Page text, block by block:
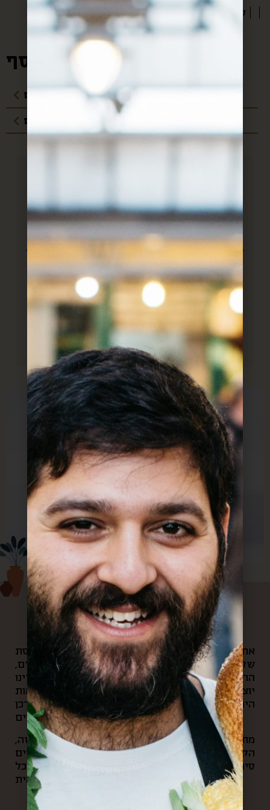
3.5 ליטר
מדיניות משלוחים
עלויות משלוחים
מחכים לקופסא שלך וכל חודש את
מצליחה להפתיע מחדש. הכל מדוייק
עלינו
את הקפה הראשון של הבוקר היינו שותים במרפסת
שלנו, ומשם היינו צופים בשוק האהוב שלנו: האנשים,
הריחות, הצבעים והקולות שמילאו אותנו. בכל יום היינו
יוצאים לאוניברסיטה ועוברים דרך הסימטאות
היפיפיות של השוק, ובכל ערב היינו חוזרים דרכן
מתוך כל החוויות האלה והרצון לחלוק את הקסם הזה,
הקמנו את “קופסא מהשוק”. בעסק שלנו אנחנו עושים
סיורי אוכל בשוק, שולחים קופסאות מתנה מהשוק לכל
העולם, ומארגנים אירועי תרבות וקולנריה מקומית.